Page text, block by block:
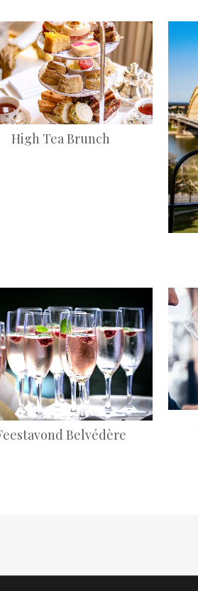
+
High Tea Brunch
+
Belvédère